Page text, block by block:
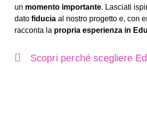
un momento importante. Lasciati
dato fiducia al nostro progetto e, con
racconta la propria esperienza in
Scopri perché scegliere